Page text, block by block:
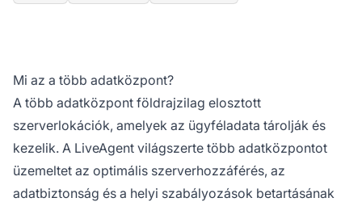
Mi az a több adatközpont?
A több adatközpont földrajzilag elosztott
szerverlokációk, amelyek az ügyféladata tárolják és
kezelik. A LiveAgent világszerte több adatközpontot
üzemeltet az optimális szerverhozzáférés, az
adatbiztonság és a helyi szabályozások betartásának